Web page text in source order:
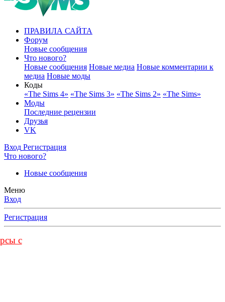
ПРАВИЛА САЙТА
Форум
Новые сообщения
Что нового?
Новые сообщения Новые медиа Новые комментарии к
медиа Новые моды
Коды
«The Sims 4» «The Sims 3» «The Sims 2» «The Sims»
Моды
Последние рецензии
Друзья
VK
Вход Регистрация
Что нового?
Новые сообщения
Меню
Вход
Регистрация
с